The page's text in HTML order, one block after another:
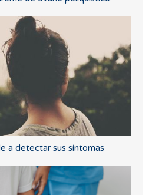
a detectar sus síntomas